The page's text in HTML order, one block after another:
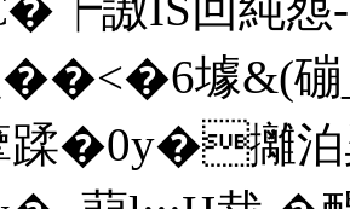
�<�6壉&(
蹂�0y�